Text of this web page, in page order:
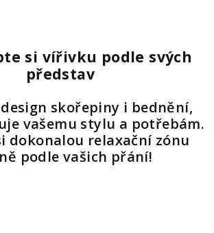
si vířivku podle svých
představ
skořepiny i bednění,
vašemu stylu a potřebám.
dokonalou relaxační zónu
podle vašich přání!